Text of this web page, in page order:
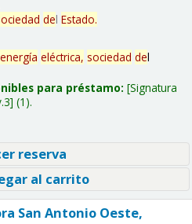
del Estado.
energía eléctrica, sociedad del
para préstamo: Signatura
(1).
reserva
al carrito
San Antonio Oeste,